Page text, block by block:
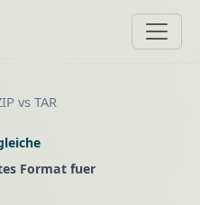
vs TAR
Format fuer